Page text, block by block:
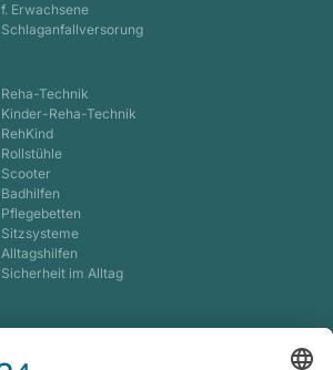
f. Erwachsene
Schlaganfallversorung
Reha-Technik
Kinder-Reha-Technik
RehKind
Rollstühle
Scooter
Badhilfen
Pflegebetten
Sitzsysteme
Alltagshilfen
Sicherheit im Alltag